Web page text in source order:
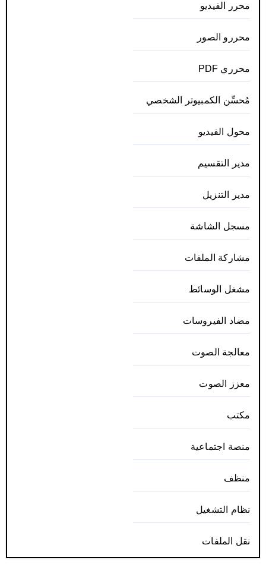
محرر الفيديو
محررو الصور
محرري PDF
مُحسِّن الكمبيوتر الشخصي
محول الفيديو
مدير التقسيم
مدير التنزيل
مسجل الشاشة
مشاركة الملفات
مشغل الوسائط
مضاد الفيروسات
معالجة الصوت
معزز الصوت
مكتب
منصة اجتماعية
منظف
نظام التشغيل
نقل الملفات